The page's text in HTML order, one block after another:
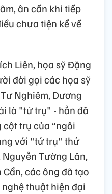
ân cần khi tiếp
chưa tiện kể về
Liên, họa sỹ Đặng
đời gọi các họa sỹ
Nghiêm, Dương
là "tứ trụ" - hẳn đã
trụ của “ngôi
với "tứ trụ" thứ
Tường Lân,
các ông đã tạo
thuật hiện đại